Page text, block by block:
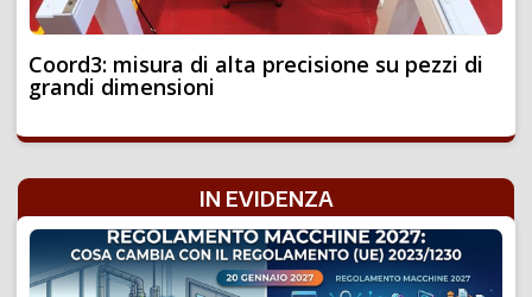
Coord3: misura di alta precisione su pezzi di
grandi dimensioni
IN EVIDENZA